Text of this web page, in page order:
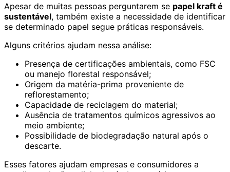
Apesar de muitas pessoas perguntarem se papel kraft é
sustentável, também existe a necessidade de identificar
se determinado papel segue práticas responsáveis.
Alguns critérios ajudam nessa análise:
Presença de certificações ambientais, como FSC
ou manejo florestal responsável;
Origem da matéria-prima proveniente de
reflorestamento;
Capacidade de reciclagem do material;
Ausência de tratamentos químicos agressivos ao
meio ambiente;
Possibilidade de biodegradação natural após o
descarte.
Esses fatores ajudam empresas e consumidores a